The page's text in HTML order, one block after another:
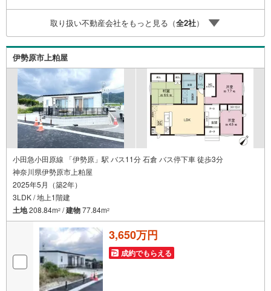
取り扱い不動産会社をもっと見る（全2社）
伊勢原市上粕屋
小田急小田原線 「伊勢原」駅 バス11分 石倉 バス停下車 徒歩3分
神奈川県伊勢原市上粕屋
2025年5月（築2年）
3LDK / 地上1階建
土地208.84m2 /建物77.84m2
3,650万円
成約でもらえる